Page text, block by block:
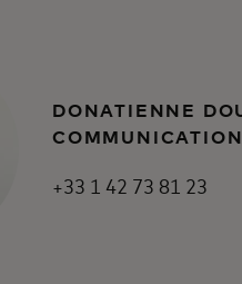
DONATIENNE
+33 1 42 73 81 23